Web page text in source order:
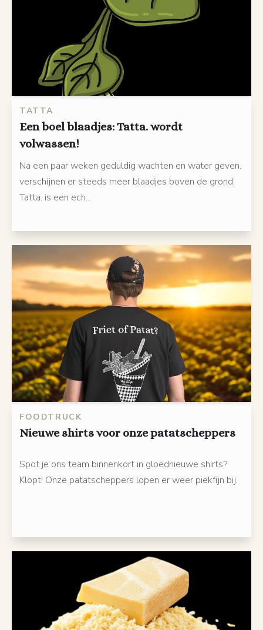
TATTA
Een boel blaadjes: Tatta. wordt
volwassen!
Na een paar weken geduldig wachten en water geven,
verschijnen er steeds meer blaadjes boven de grond:
Tatta. is een ech...
FOODTRUCK
Nieuwe shirts voor onze patatscheppers
Spot je ons team binnenkort in gloednieuwe shirts?
Klopt! Onze patatscheppers lopen er weer piekfijn bij.